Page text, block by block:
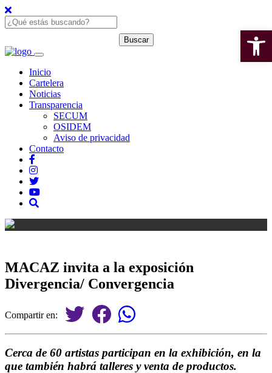
Inicio
Cartelera
Noticias
Transparencia
SECUM
OSIDEM
Aviso de privacidad
Contacto
MACAZ invita a la exposición
Divergencia/ Convergencia
Compartir en:
Cerca de 60 artistas participan en la exhibición, en la
que también habrá talleres y venta de productos.